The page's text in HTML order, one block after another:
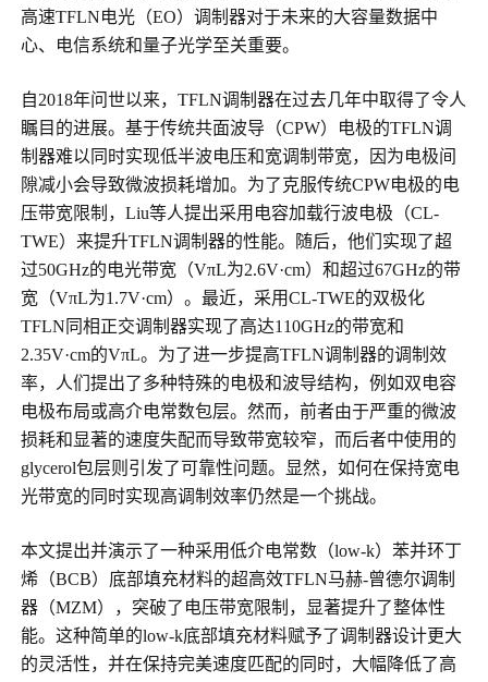
高速TFLN电光（EO）调制器对于未来的大容量数据中
心、电信系统和量子光学至关重要。
自2018年问世以来，TFLN调制器在过去几年中取得了令人
瞩目的进展。基于传统共面波导（CPW）电极的TFLN调
制器难以同时实现低半波电压和宽调制带宽，因为电极间
隙减小会导致微波损耗增加。为了克服传统CPW电极的电
压带宽限制，Liu等人提出采用电容加载行波电极（CL-
TWE）来提升TFLN调制器的性能。随后，他们实现了超
过50GHz的电光带宽（VπL为2.6V·cm）和超过67GHz的带
宽（VπL为1.7V·cm）。最近，采用CL-TWE的双极化
TFLN同相正交调制器实现了高达110GHz的带宽和
2.35V·cm的VπL。为了进一步提高TFLN调制器的调制效
率，人们提出了多种特殊的电极和波导结构，例如双电容
电极布局或高介电常数包层。然而，前者由于严重的微波
损耗和显著的速度失配而导致带宽较窄，而后者中使用的
glycerol包层则引发了可靠性问题。显然，如何在保持宽电
光带宽的同时实现高调制效率仍然是一个挑战。
本文提出并演示了一种采用低介电常数（low-k）苯并环丁
烯（BCB）底部填充材料的超高效TFLN马赫-曾德尔调制
器（MZM），突破了电压带宽限制，显著提升了整体性
能。这种简单的low-k底部填充材料赋予了调制器设计更大
的灵活性，并在保持完美速度匹配的同时，大幅降低了高